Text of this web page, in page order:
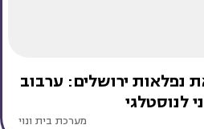
ירושלים: ערבוב
לנוסטלגי
מערכת בית ונוי